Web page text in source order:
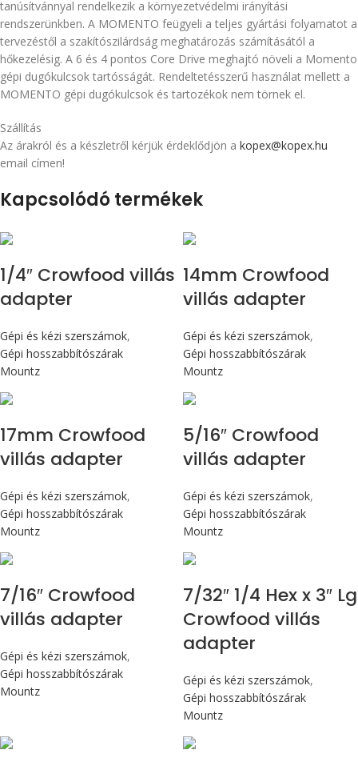
tanúsítvánnyal rendelkezik a környezetvédelmi irányítási
rendszerünkben. A MOMENTO feügyeli a teljes gyártási folyamatot a
tervezéstől a szakítószilárdság meghatározás számításától a
hőkezelésig. A 6 és 4 pontos Core Drive meghajtó növeli a Momento
gépi dugókulcsok tartósságát. Rendeltetésszerű használat mellett a
MOMENTO gépi dugókulcsok és tartozékok nem törnek el.
Szállítás
Az árakról és a készletről kérjük érdeklődjön a kopex@kopex.hu
email címen!
Kapcsolódó termékek
1/4″ Crowfood villás
adapter
Gépi és kézi szerszámok,
Gépi hosszabbítószárak
Mountz
14mm Crowfood
villás adapter
Gépi és kézi szerszámok,
Gépi hosszabbítószárak
Mountz
17mm Crowfood
villás adapter
Gépi és kézi szerszámok,
Gépi hosszabbítószárak
Mountz
5/16″ Crowfood
villás adapter
Gépi és kézi szerszámok,
Gépi hosszabbítószárak
Mountz
7/16″ Crowfood
villás adapter
Gépi és kézi szerszámok,
Gépi hosszabbítószárak
Mountz
7/32″ 1/4 Hex x 3″ Lg
Crowfood villás
adapter
Gépi és kézi szerszámok,
Gépi hosszabbítószárak
Mountz